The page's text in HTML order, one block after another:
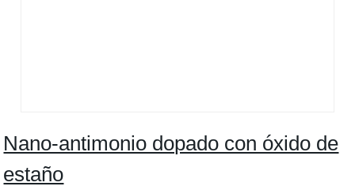
Nano-antimonio dopado con óxido de
estaño